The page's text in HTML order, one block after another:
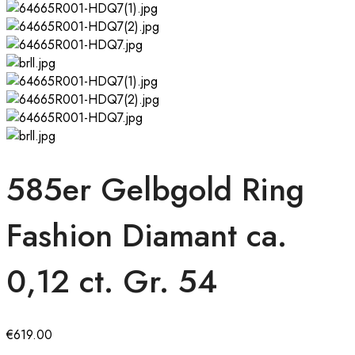
585er Gelbgold Ring
Fashion Diamant ca.
0,12 ct. Gr. 54
€619.00